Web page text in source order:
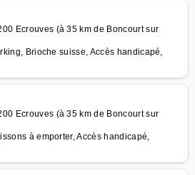
Ecrouves (à 35 km de Boncourt sur
Brioche suisse, Accès handicapé,
Ecrouves (à 35 km de Boncourt sur
à emporter, Accès handicapé,